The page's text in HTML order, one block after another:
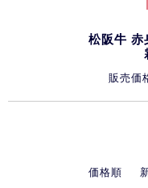
松阪牛 赤
販売価
価格順